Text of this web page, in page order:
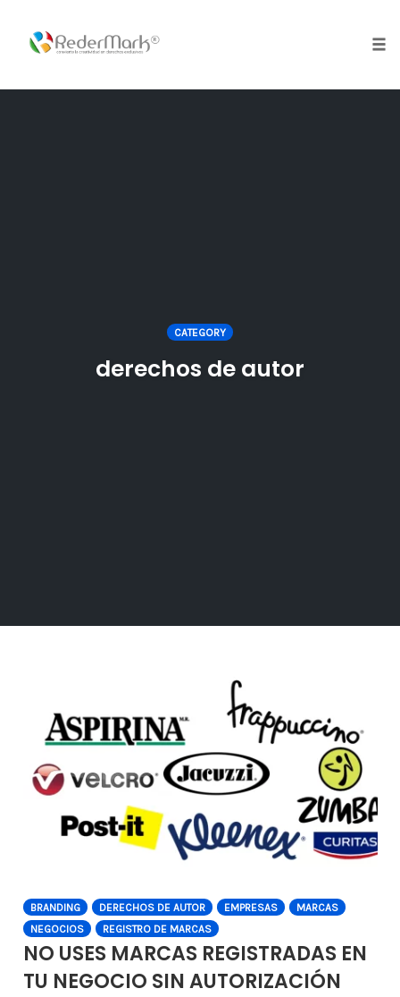
content
CATEGORY
derechos de autor
BRANDING DERECHOS DE AUTOR EMPRESAS
MARCAS
NEGOCIOS
REGISTRO DE MARCAS
NO USES MARCAS REGISTRADAS EN
TU NEGOCIO SIN AUTORIZACIÓN